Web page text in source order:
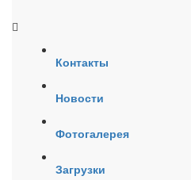
Контакты
Новости
Фотогалерея
Загрузки